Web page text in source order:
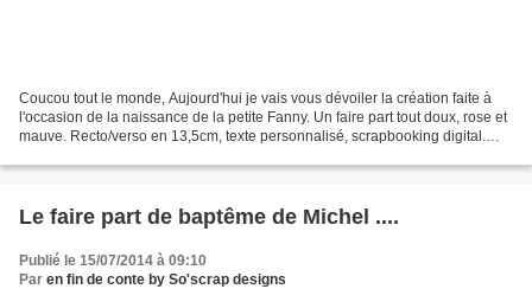
Coucou tout le monde, Aujourd'hui je vais vous dévoiler la création faite à
l'occasion de la naissance de la petite Fanny. Un faire part tout doux, rose et
mauve. Recto/verso en 13,5cm, texte personnalisé, scrapbooking digital.
Le faire part de baptême de Michel ....
Publié le 15/07/2014 à 09:10
Par en fin de conte by So'scrap designs